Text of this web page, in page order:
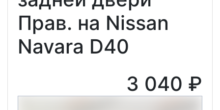
Прав. на Nissan
Navara D40
3 040 ₽